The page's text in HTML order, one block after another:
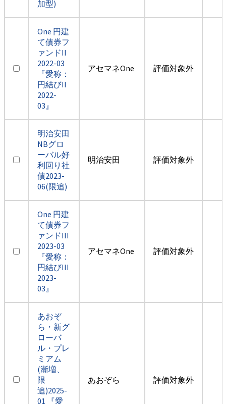
加型)
One 円建
て債券フ
ァンドII
2022-03
『愛称：
円結びII
2022-
03』
アセマネOne 評価対象外
明治安田
NBグロ
ーバル好
利回り社
債2023-
06(限追)
明治安田 評価対象外
One 円建
て債券フ
ァンドIII
2023-03
『愛称：
円結びIII
2023-
03』
アセマネOne 評価対象外
あおぞ
ら・新グ
ローバ
ル・プレ
ミアム
(漸増、
限
追)2025-
01 『愛
あおぞら 評価対象外